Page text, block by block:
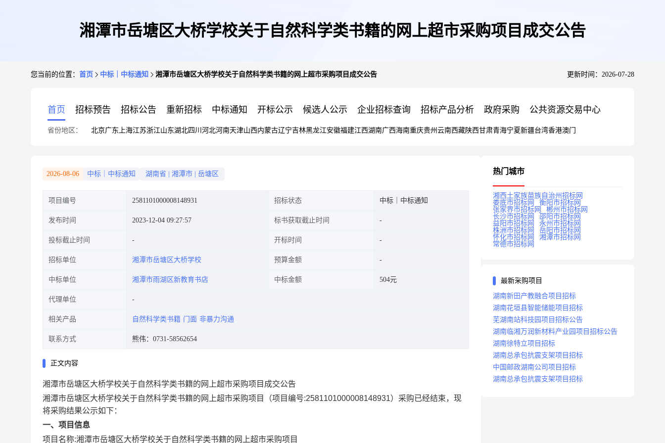
湘潭市岳塘区大桥学校关于自然科学类书籍的网上超市采购项目成交公告
您当前的位置： 首页 中标｜中标通知 湘潭市岳塘区大桥学校关于自然科学类书籍的网上超市采购项目成交公告 更新时间：2026-07-28
首页 招标预告 招标公告 重新招标 中标通知 开标公示 候选人公示 企业招标查询 招标产品分析 政府采购 公共资源交易中心
省份地区： 北京广东 上海江苏浙江山东湖北四川 河北河南天津山西内蒙古辽宁吉林黑龙江安徽福建江西湖南广西海南重庆贵州 云南西藏陕西甘肃青海宁夏新疆台湾香港澳门
2026-08-06 中标｜中标通知 湖南省 湘潭市 岳塘区
项目编号 2581101000008148931 招标状态 中标｜中标通知
发布时间 2023-12-04 09:27:57 标书获取截止时间
投标截止时间 开标时间
招标单位 湘潭市岳塘区大桥学校 预算金额
中标单位 湘潭市雨湖区新教育书店 中标金额 504元
代理单位
相关产品 自然科学类书籍 门面 非暴力沟通
联系方式 熊伟：0731-58562654
正文内容
湘潭市岳塘区大桥学校关于自然科学类书籍的网上超市采购项目成交公告
湘潭市岳塘区大桥学校关于自然科学类书籍的网上超市采购项目
（项目编号:2581101000008148931）采购已经结束，现
将采购结果公示如下：
一、项目信息
项目名称:湘潭市岳塘区大桥学校关于自然科学类书籍的网上超市采购项目
热门城市
湘西土家族苗族自治州招标网
娄底市招标网
衡阳市招标网
张家界市招标网
郴州市招标网
长沙市招标网
邵阳市招标网
益阳市招标网
永州市招标网
株洲市招标网
岳阳市招标网
怀化市招标网
湘潭市招标网
常德市招标网
最新采购项目
湖南新田产教融合项目招标
湖南花垣县智能储能项目招标
芜湖南站科技园项目招标公告
湖南临湘万润新材料产业园项目招标公告
湖南徐特立项目招标
湖南总承包抗震支架项目招标
中国邮政湖南公司项目招标
湖南总承包抗震支架项目招标